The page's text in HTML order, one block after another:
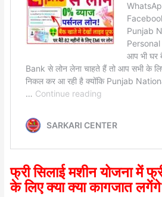
फ्री सिलाई मशीन योजना में
के लिए क्या क्या कागजात